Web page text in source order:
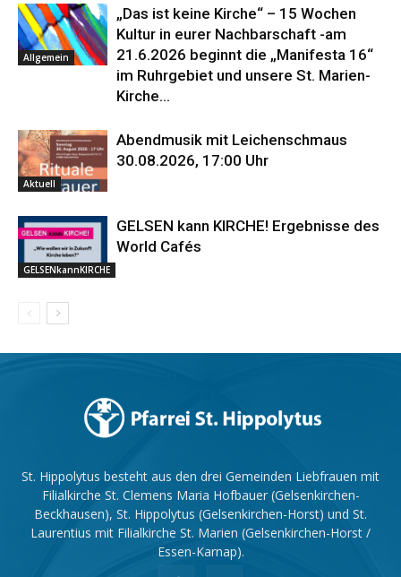
Allgemein
„Das ist keine Kirche“ – 15 Wochen
Kultur in eurer Nachbarschaft -am
21.6.2026 beginnt die „Manifesta 16“
im Ruhrgebiet und unsere St. Marien-
Kirche...
Aktuell
Abendmusik mit Leichenschmaus
30.08.2026, 17:00 Uhr
GELSENkannKIRCHE
GELSEN kann KIRCHE! Ergebnisse des
World Cafés
St. Hippolytus besteht aus den drei Gemeinden Liebfrauen mit
Filialkirche St. Clemens Maria Hofbauer (Gelsenkirchen-
Beckhausen), St. Hippolytus (Gelsenkirchen-Horst) und St.
Laurentius mit Filialkirche St. Marien (Gelsenkirchen-Horst /
Essen-Karnap).